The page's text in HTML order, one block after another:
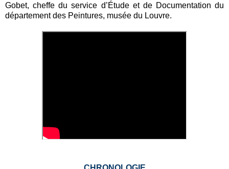
Gobet, cheffe du service d’Étude et de Documentation du
département des Peintures, musée du Louvre.